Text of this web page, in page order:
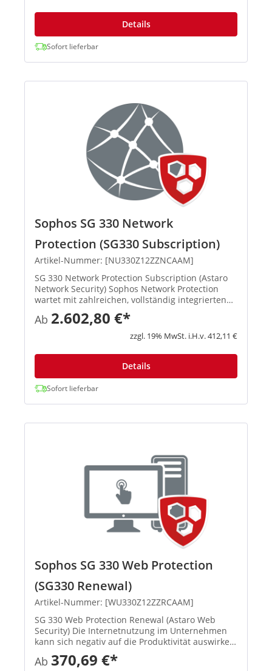
Details
Sofort lieferbar
Sophos SG 330 Network
Protection (SG330 Subscription)
Artikel-Nummer: [NU330Z12ZZNCAAM]
SG 330 Network Protection Subscription (Astaro
Network Security) Sophos Network Protection
wartet mit zahlreichen, vollständig integrierten
Funktionen auf: Intrusion Protection, Schutz vor
Denial-of-Service-Attacken, VPN-Gateway, HTML5
Ab 2.602,80 €*
zzgl. 19% MwSt. i.H.v. 412,11 €
Details
Sofort lieferbar
Sophos SG 330 Web Protection
(SG330 Renewal)
Artikel-Nummer: [WU330Z12ZZRCAAM]
SG 330 Web Protection Renewal (Astaro Web
Security) Die Internetnutzung im Unternehmen
kann sich negativ auf die Produktivität auswirken
und birgt die Gefahr, dass Malware ins Netzwerk
eingeschleust wird. Sophos Web Protection
Ab 370,69 €*